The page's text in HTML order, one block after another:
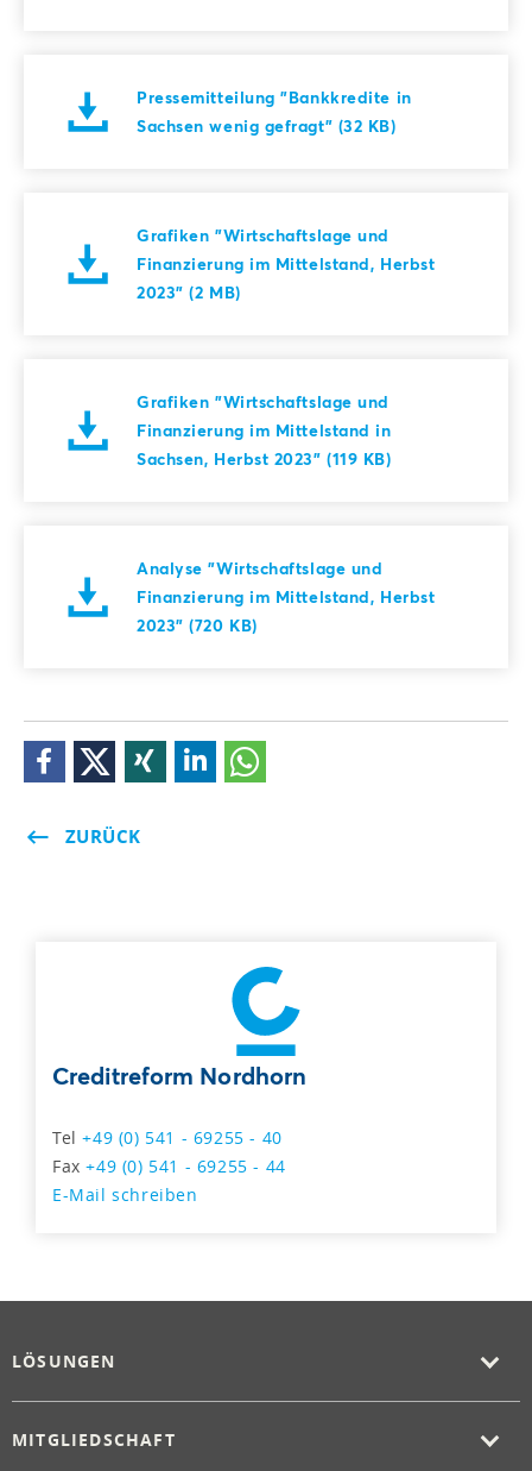
Pressemitteilung "Bankkredite in
Sachsen wenig gefragt" (32 KB)
Grafiken "Wirtschaftslage und
Finanzierung im Mittelstand, Herbst
2023" (2 MB)
Grafiken "Wirtschaftslage und
Finanzierung im Mittelstand in
Sachsen, Herbst 2023" (119 KB)
Analyse "Wirtschaftslage und
Finanzierung im Mittelstand, Herbst
2023" (720 KB)
ZURÜCK
Creditreform Nordhorn
Tel+49 (0) 541 - 69255 - 40
Fax+49 (0) 541 - 69255 - 44
E-Mail schreiben
LÖSUNGEN
MITGLIEDSCHAFT